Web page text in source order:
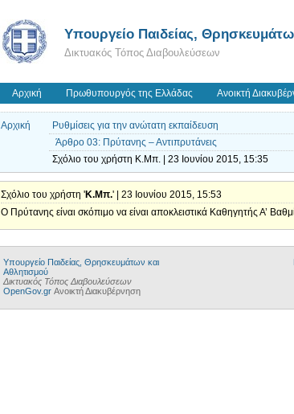
Υπουργείο Παιδείας,
Δικτυακός Τόπος Διαβουλεύσεων
Αρχική Πρωθυπουργός της Ελλάδας Ανοικτή
Αρχική
Ρυθμίσεις για την ανώτατη εκπαίδευση
Άρθρο 03: Πρύτανης – Αντιπρυτάνεις
Σχόλιο του χρήστη K.Μπ. | 23 Ιουνίου 2015, 15:35
Σχόλιο του χρήστη 'K.Μπ.' | 23 Ιουνίου 2015, 15:53
Ο Πρύτανης είναι σκόπιμο να είναι αποκλειστικά Καθηγητής Α’
Υπουργείο Παιδείας, Θρησκευμάτων και
Αθλητισμού
Δικτυακός Τόπος Διαβουλεύσεων
OpenGov.gr Ανοικτή Διακυβέρνηση